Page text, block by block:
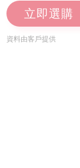
立即選購
資料由客戶提供